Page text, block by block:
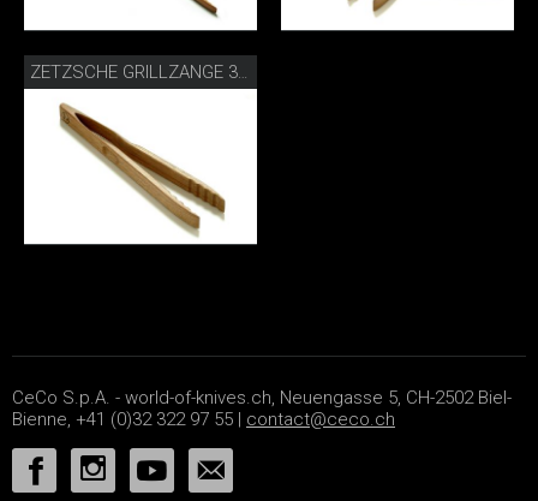
CeCo S.p.A. - world-of-knives.ch, Neuengasse 5, CH-2502 Biel-
Bienne, +41 (0)32 322 97 55 | contact@ceco.ch